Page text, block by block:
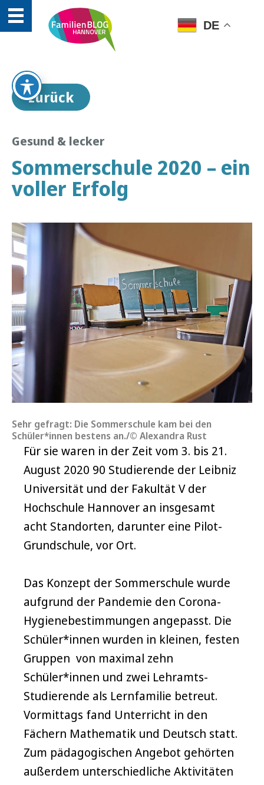
DE
zurück
Gesund & lecker
Sommerschule 2020 – ein
voller Erfolg
Sehr gefragt: Die Sommerschule kam bei den
Schüler*innen bestens an./© Alexandra Rust
Für sie waren in der Zeit vom 3. bis 21.
August 2020 90 Studierende der Leibniz
Universität und der Fakultät V der
Hochschule Hannover an insgesamt
acht Standorten, darunter eine Pilot-
Grundschule, vor Ort.
Das Konzept der Sommerschule wurde
aufgrund der Pandemie den Corona-
Hygienebestimmungen angepasst. Die
Schüler*innen wurden in kleinen, festen
Gruppen von maximal zehn
Schüler*innen und zwei Lehramts-
Studierende als Lernfamilie betreut.
Vormittags fand Unterricht in den
Fächern Mathematik und Deutsch statt.
Zum pädagogischen Angebot gehörten
außerdem unterschiedliche Aktivitäten